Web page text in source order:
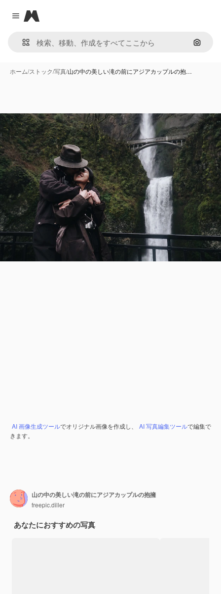
Close menu
Magnific
画像で
ホーム/ストック/写真/山の中の美しい滝の前にアジアカップルの抱…
AI 画像生成ツールでオリジナル画像を作成し、 AI 写真編集ツールで編集で
きます。
山の中の美しい滝の前にアジアカップルの抱擁
freepic.diller
あなたにおすすめの写真